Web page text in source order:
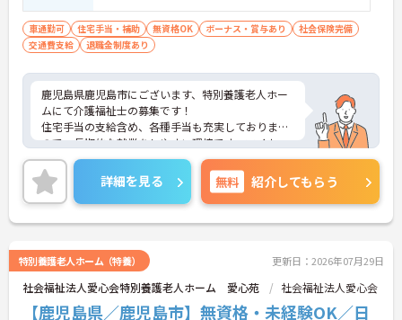
車通勤可 住宅手当・補助 無資格OK ボーナス・賞与あり
社会保険完備
交通費支給
退職金制度あり
鹿児島県鹿児島市にございます、特別養護老人ホー
ムにて介護福祉士の募集です！
住宅手当の支給含め、各種手当も充実しております
ので、長期的な就業をしやすい環境です。マイカー
通勤OKなので、通勤も楽々ですよ◎
ご興味のある方は、マイナビ介護職までお問い合わ
せください。
詳細を見る 無料 紹介してもらう
特別養護老人ホーム（特養） 更新日：2026年07月29日
社会福祉法人愛心会特別養護老人ホーム 愛心苑 社会福祉法人愛心会
【鹿児島県／鹿児島市】無資格・未経験OK／日